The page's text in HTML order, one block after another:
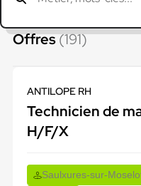
Offres(191)
ANTILOPE RH
Technicien de
H/F/X
Saulxures-sur-